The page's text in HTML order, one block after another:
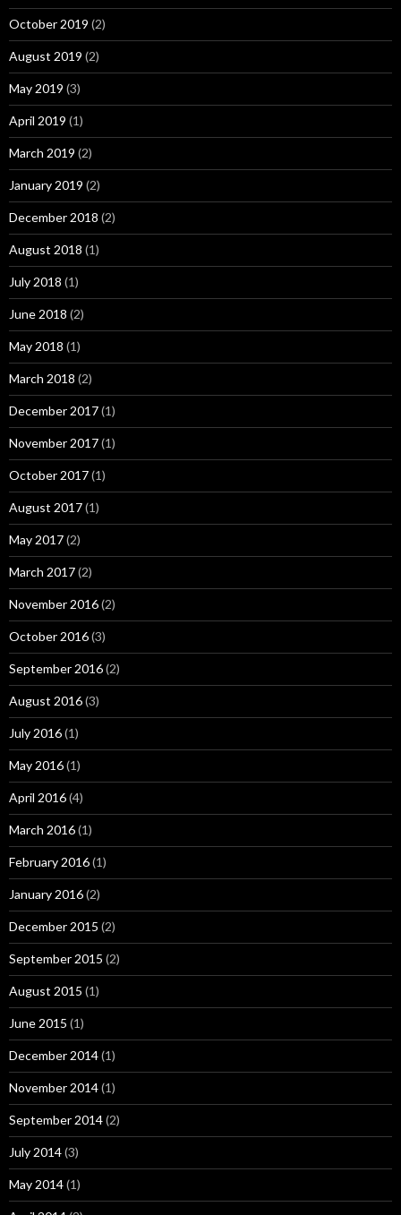
October 2019 (2)
August 2019 (2)
May 2019 (3)
April 2019 (1)
March 2019 (2)
January 2019 (2)
December 2018 (2)
August 2018 (1)
July 2018 (1)
June 2018 (2)
May 2018 (1)
March 2018 (2)
December 2017(1)
November 2017(1)
October 2017(1)
August 2017(1)
May 2017(2)
March 2017(2)
November 2016(2)
October 2016(3)
September 2016(2)
August 2016(3)
July 2016(1)
May 2016(1)
April 2016(4)
March 2016(1)
February 2016(1)
January 2016(2)
December 2015 (2)
September 2015 (2)
August 2015 (1)
June 2015 (1)
December 2014(1)
November 2014(1)
September 2014(2)
July 2014(3)
May 2014(1)